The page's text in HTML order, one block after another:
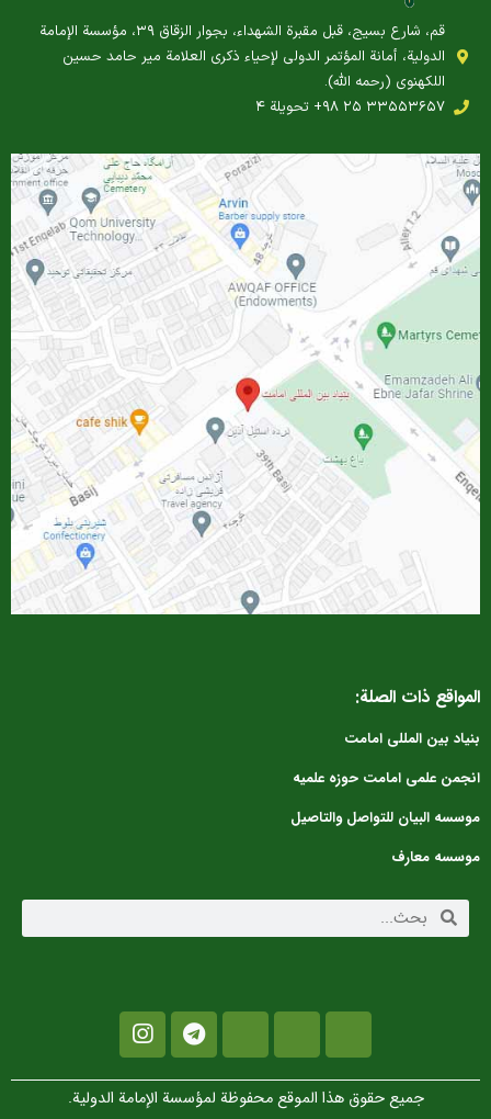
قم، شارع بسيج، قبل مقبرة الشهداء، بجوار الزقاق ۳۹، مؤسسة الإمامة
الدولية، أمانة المؤتمر الدولي لإحياء ذكرى العلامة مير حامد حسين
اللكهنوي (رحمه الله).
‎+۹۸ ۲۵ ۳۳۵۵۳۶۵۷ تحويلة ۴
المواقع ذات الصلة:
بنیاد بین المللی امامت
انجمن علمی امامت حوزه علمیه
موسسه البیان للتواصل والتاصیل
موسسه معارف
جميع حقوق هذا الموقع محفوظة لمؤسسة الإمامة الدولية.